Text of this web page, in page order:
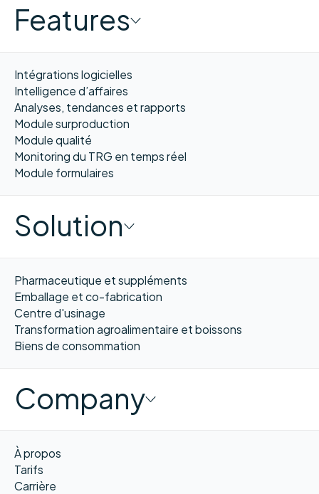
Features
Intégrations logicielles
Intelligence d’affaires
Analyses, tendances et rapports
Module surproduction
Module qualité
Monitoring du TRG en temps réel
Module formulaires
Solution
Pharmaceutique et suppléments
Emballage et co-fabrication
Centre d'usinage
Transformation agroalimentaire et boissons
Biens de consommation
Company
À propos
Tarifs
Carrière